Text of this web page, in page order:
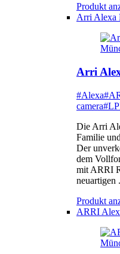
Produkt
Arri Alexa
Arri
#Alexa
camera
Die Arri
Familie
Der
dem
mit ARRI
neuartigen
Produkt
ARRI